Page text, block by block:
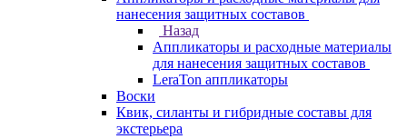
нанесения защитных составов
Назад
Аппликаторы и расходные материалы
для нанесения защитных составов
LeraTon аппликаторы
Воски
Квик, силанты и гибридные составы для
экстерьера